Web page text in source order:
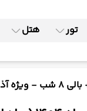
تور هتل
( ماهان )